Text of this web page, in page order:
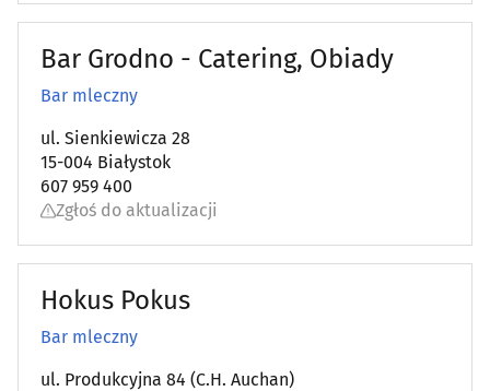
Bar Grodno - Catering, Obiady
Bar mleczny
ul. Sienkiewicza 28
15-004 Białystok
607 959 400
Zgłoś do aktualizacji
Hokus Pokus
Bar mleczny
ul. Produkcyjna 84 (C.H. Auchan)